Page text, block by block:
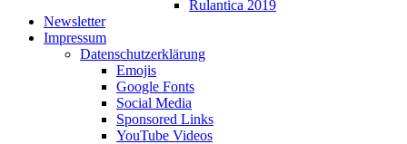
Rulantica 2019
Newsletter
Impressum
Datenschutzerklärung
Emojis
Google Fonts
Social Media
Sponsored Links
YouTube Videos